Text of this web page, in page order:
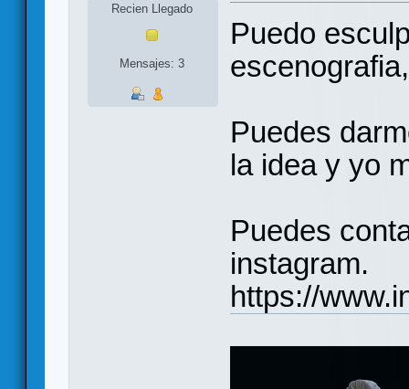
Recien Llegado
Mensajes: 3
Puedo
Puedes
la idea y yo
Puedes
instagram.
https://